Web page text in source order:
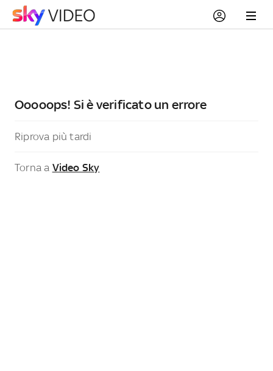
Ooooops! Si è verificato un errore
Riprova più tardi
Torna a Video Sky